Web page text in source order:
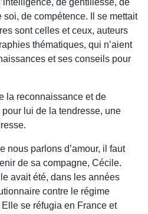
de gentillesse, de
de compétence. Il se mettait
sont celles et ceux, auteurs
thématiques, qui n’aient
et ses conseils pour
la reconnaissance et de
pour lui de la tendresse, une
nous parlons d’amour, il faut
de sa compagne, Cécile.
avait été, dans les années
contre le régime
se réfugia en France et